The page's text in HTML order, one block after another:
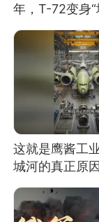
年，T-72变身“
这就是鹰酱工
城河的真正原因